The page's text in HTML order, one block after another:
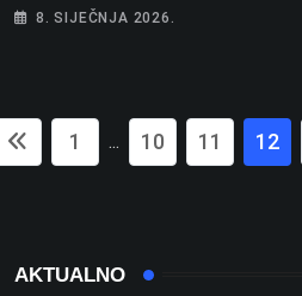
8. SIJEČNJA 2026.
1 ... 10 11 12
AKTUALNO